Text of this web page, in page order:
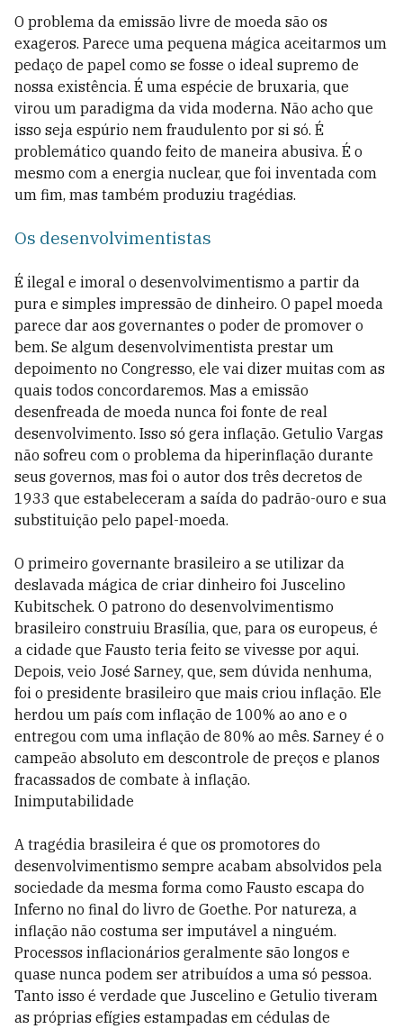
O problema da emissão livre de moeda são os
exageros. Parece uma pequena mágica aceitarmos um
pedaço de papel como se fosse o ideal supremo de
nossa existência. É uma espécie de bruxaria, que
virou um paradigma da vida moderna. Não acho que
isso seja espúrio nem fraudulento por si só. É
problemático quando feito de maneira abusiva. É o
mesmo com a energia nuclear, que foi inventada com
um fim, mas também produziu tragédias.
Os desenvolvimentistas
É ilegal e imoral o desenvolvimentismo a partir da
pura e simples impressão de dinheiro. O papel moeda
parece dar aos governantes o poder de promover o
bem. Se algum desenvolvimentista prestar um
depoimento no Congresso, ele vai dizer muitas com as
quais todos concordaremos. Mas a emissão
desenfreada de moeda nunca foi fonte de real
desenvolvimento. Isso só gera inflação. Getulio Vargas
não sofreu com o problema da hiperinflação durante
seus governos, mas foi o autor dos três decretos de
1933 que estabeleceram a saída do padrão-ouro e sua
substituição pelo papel-moeda.
O primeiro governante brasileiro a se utilizar da
deslavada mágica de criar dinheiro foi Juscelino
Kubitschek. O patrono do desenvolvimentismo
brasileiro construiu Brasília, que, para os europeus, é
a cidade que Fausto teria feito se vivesse por aqui.
Depois, veio José Sarney, que, sem dúvida nenhuma,
foi o presidente brasileiro que mais criou inflação. Ele
herdou um país com inflação de 100% ao ano e o
entregou com uma inflação de 80% ao mês. Sarney é o
campeão absoluto em descontrole de preços e planos
fracassados de combate à inflação.
Inimputabilidade
A tragédia brasileira é que os promotores do
desenvolvimentismo sempre acabam absolvidos pela
sociedade da mesma forma como Fausto escapa do
Inferno no final do livro de Goethe. Por natureza, a
inflação não costuma ser imputável a ninguém.
Processos inflacionários geralmente são longos e
quase nunca podem ser atribuídos a uma só pessoa.
Tanto isso é verdade que Juscelino e Getulio tiveram
as próprias efígies estampadas em cédulas de